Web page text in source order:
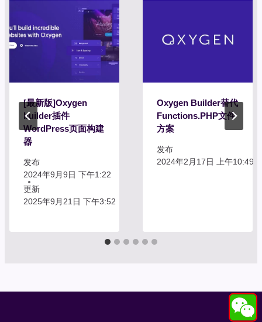
[最新版]Oxygen
builder插件
WordPress页面构建
器
发布
2024年9月9日 下午1:22
更新
2025年9月21日 下午3:52
Oxygen Builder替代
Functions.PHP文件
方案
发布
2024年2月17日 上午10:49